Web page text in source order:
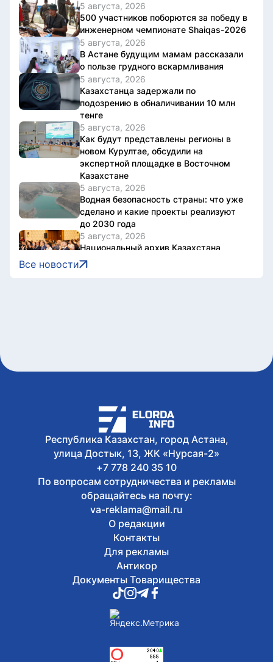
5 августа, 2026
500 участников поборются за победу в
инженерном чемпионате Shaiqas-2026
5 августа, 2026
В Астане будущим мамам рассказали
о пользе грудного вскармливания
5 августа, 2026
Казахстанца задержали по
подозрению в обналичивании 10 млн
тенге
5 августа, 2026
Как будут представлены регионы в
новом Курултае, обсудили на
экспертной площадке в Восточном
Казахстане
5 августа, 2026
Водная безопасность страны: что уже
сделано и какие проекты реализуют
до 2030 года
5 августа, 2026
Национальный архив Казахстана
отметил 20-летие международной
конференцией
Рустама Карагойшина
5 августа, 2026
Международный тренировочный сбор
с участием звезд мирового дзюдо
проходит в Алматы
Все новости
Республика Казахстан, город Астана,
улица Достык, 13, ЖК «Нурсая-2»
+7 778 240 35 10
По вопросам сотрудничества и рекламы
обращайтесь на почту:
va-reklama@mail.ru
О редакции
Контакты
Для рекламы
Антикор
Документы Товарищества